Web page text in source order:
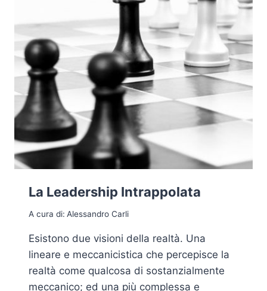
La Leadership Intrappolata
A cura di: Alessandro Carli
Esistono due visioni della realtà. Una
lineare e meccanicistica che percepisce la
realtà come qualcosa di sostanzialmente
meccanico; ed una più complessa e